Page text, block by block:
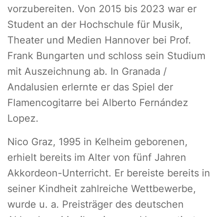
vorzubereiten. Von 2015 bis 2023 war er
Student an der Hochschule für Musik,
Theater und Medien Hannover bei Prof.
Frank Bungarten und schloss sein Studium
mit Auszeichnung ab. In Granada /
Andalusien erlernte er das Spiel der
Flamencogitarre bei Alberto Fernández
Lopez.
Nico Graz, 1995 in Kelheim geborenen,
erhielt bereits im Alter von fünf Jahren
Akkordeon-Unterricht. Er bereiste bereits in
seiner Kindheit zahlreiche Wettbewerbe,
wurde u. a. Preisträger des deutschen